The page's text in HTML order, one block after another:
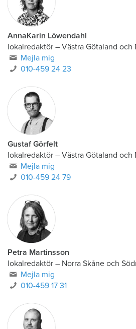
AnnaKarin Löwendahl
lokalredaktör – Västra Götaland och
Mejla mig
010-459 24 23
Gustaf Görfelt
lokalredaktör – Västra Götaland och
Mejla mig
010-459 24 79
Petra Martinsson
lokalredaktör – Norra Skåne och
Mejla mig
010-459 17 31